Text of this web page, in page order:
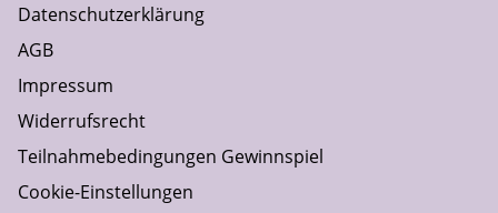
Datenschutzerklärung
AGB
Impressum
Widerrufsrecht
Teilnahmebedingungen Gewinnspiel
Cookie-Einstellungen